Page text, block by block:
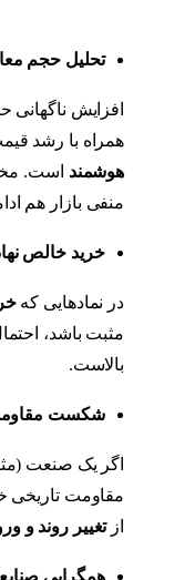
تحلیل حجم
افزایش
همراه با رشد
هوشمند است.
منفی بازار هم
خرید خالص
در نمادهایی که
مثبت باشد،
بالاست.
شکست
اگر یک صنعت
مقاومت تاریخی
ازتغییر روند و